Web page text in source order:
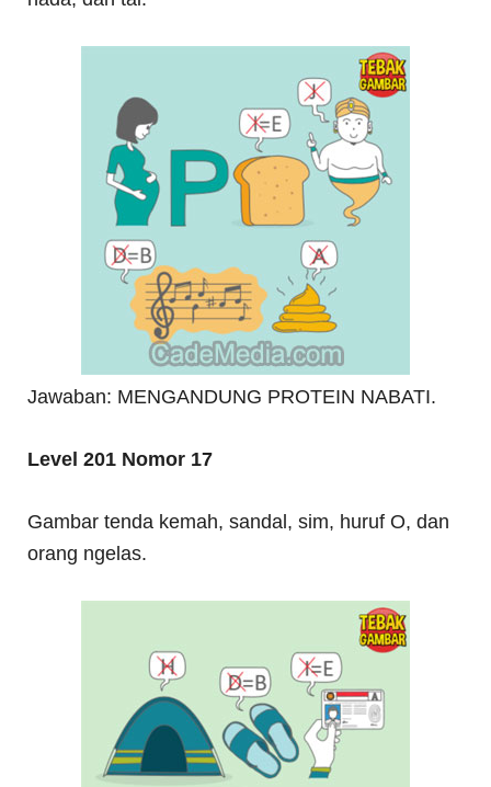
Jawaban: MENGANDUNG PROTEIN NABATI.
Level 201 Nomor 17
Gambar tenda kemah, sandal, sim, huruf O, dan
orang ngelas.